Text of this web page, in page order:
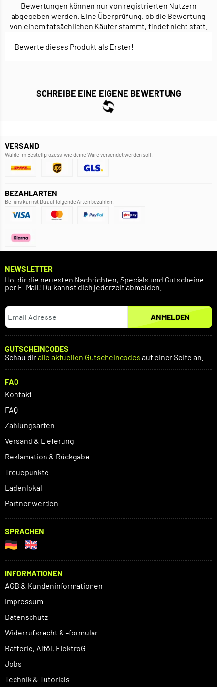
Bewertungen können nur von registrierten Nutzern
abgegeben werden. Eine Überprüfung, ob die Bewertung
von einem tatsächlichen Käufer stammt, findet nicht statt.
Bewerte dieses Produkt als Erster!
SCHREIBE EINE EIGENE BEWERTUNG
VERSAND
Wähle im Bestellprozess, wie deine Ware versendet werden soll.
BEZAHLARTEN
Bei uns kannst Du auf folgende Arten bezahlen.
NEWSLETTER
Hol dir die neuesten Nachrichten, Specials und Gutscheine
per E-Mail! Du kannst dich jederzeit abmelden.
ANMELDEN
GUTSCHEINCODES
Schau diralle aktuellen Gutscheincodes auf einer Seite an.
FAQ
Kontakt
FAQ
Zahlungsarten
Versand & Lieferung
Reklamation & Rückgabe
Treuepunkte
Ladenlokal
Partner werden
SPRACHEN
INFORMATIONEN
AGB & Kundeninformationen
Impressum
Datenschutz
Widerrufsrecht & -formular
Batterie, Altöl, ElektroG
Jobs
Technik & Tutorials